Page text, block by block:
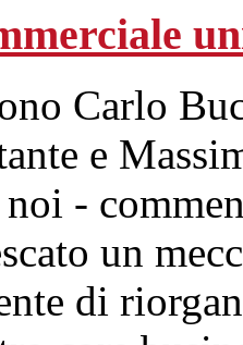
Carlo
e
noi -
un
di